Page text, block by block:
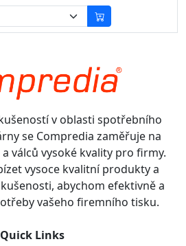
v oblasti spotřebního
se Compredia zaměřuje na
válců vysoké kvality pro firmy.
vysoce kvalitní produkty a
abychom efektivně a
vašeho firemního tisku.
Quick Links